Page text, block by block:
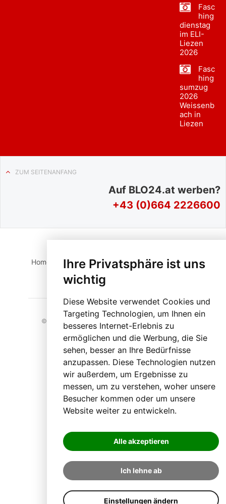
Ihre Privatsphäre ist uns
wichtig
Diese Website verwendet Cookies und
Targeting Technologien, um Ihnen ein
besseres Internet-Erlebnis zu
ermöglichen und die Werbung, die Sie
sehen, besser an Ihre Bedürfnisse
anzupassen. Diese Technologien nutzen
wir außerdem, um Ergebnisse zu
messen, um zu verstehen, woher unsere
Besucher kommen oder um unsere
Website weiter zu entwickeln.
Alle akzeptieren
Ich lehne ab
Einstellungen ändern
Fasc
hing
dienstag
im ELI-
Liezen
2026
Fasc
hing
sumzug
2026
Weissenb
ach in
Liezen
ZUM SEITENANFANG
Auf BLO24.at werben?
+43 (0)664 2226600
Home Suche Login Impressum
Datenschutz
© 2023 BLO24.at – Bezirk Liezen Online |